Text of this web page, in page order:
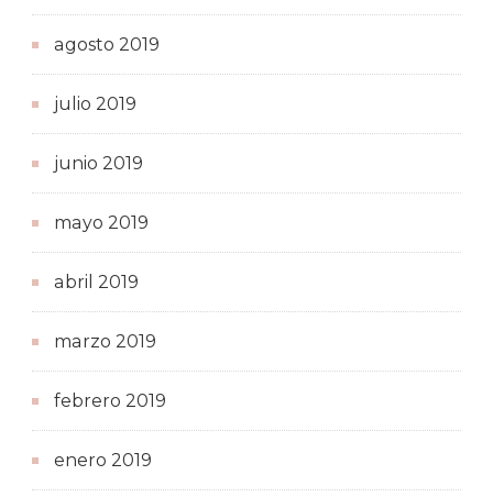
agosto 2019
julio 2019
junio 2019
mayo 2019
abril 2019
marzo 2019
febrero 2019
enero 2019